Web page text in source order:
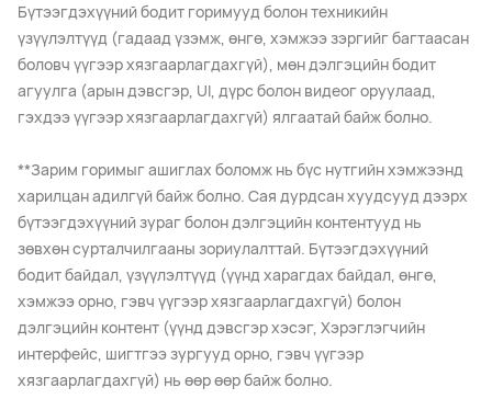
Бүтээгдэхүүний бодит горимууд болон техникийн
үзүүлэлтүүд (гадаад үзэмж, өнгө, хэмжээ зэргийг багтаасан
боловч үүгээр хязгаарлагдахгүй), мөн дэлгэцийн бодит
агуулга (арын дэвсгэр, UI, дүрс болон видеог оруулаад,
гэхдээ үүгээр хязгаарлагдахгүй) ялгаатай байж болно.
**Зарим горимыг ашиглах боломж нь бүс нутгийн хэмжээнд
харилцан адилгүй байж болно. Сая дурдсан хуудсууд дээрх
бүтээгдэхүүний зураг болон дэлгэцийн контентууд нь
зөвхөн сурталчилгааны зориулалттай. Бүтээгдэхүүний
бодит байдал, үзүүлэлтүүд (үүнд харагдах байдал, өнгө,
хэмжээ орно, гэвч үүгээр хязгаарлагдахгүй) болон
дэлгэцийн контент (үүнд дэвсгэр хэсэг, Хэрэглэгчийн
интерфейс, шигтгээ зургууд орно, гэвч үүгээр
хязгаарлагдахгүй) нь өөр өөр байж болно.